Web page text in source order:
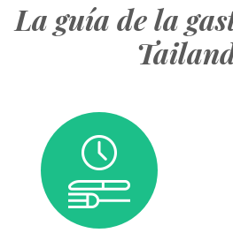
La guía de la